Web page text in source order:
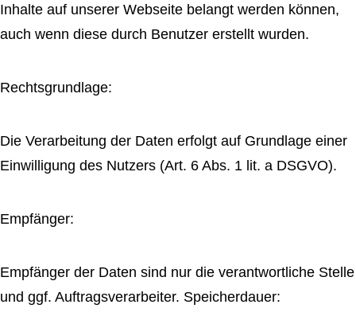
Inhalte auf unserer Webseite belangt werden können,
auch wenn diese durch Benutzer erstellt wurden.
Rechtsgrundlage:
Die Verarbeitung der Daten erfolgt auf Grundlage einer
Einwilligung des Nutzers (Art. 6 Abs. 1 lit. a DSGVO).
Empfänger:
Empfänger der Daten sind nur die verantwortliche Stelle
und ggf. Auftragsverarbeiter. Speicherdauer: